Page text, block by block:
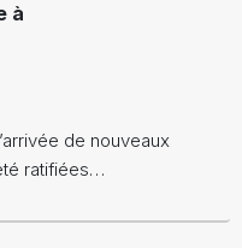
à
de nouveaux
ratifiées…